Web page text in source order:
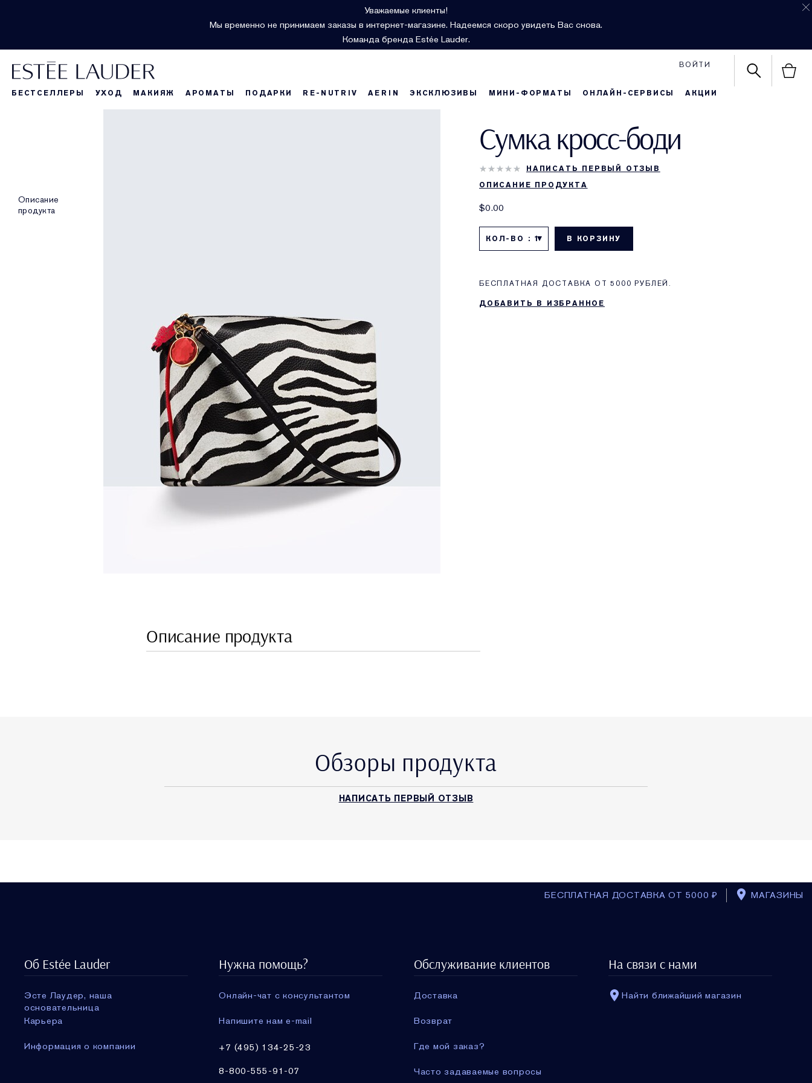
Уважаемые клиенты!
Мы временно не принимаем заказы в интернет-магазине. Надеемся скоро увидеть Вас снова.
Команда бренда Estée Lauder.
ВОЙТИ
БЕСТСЕЛЛЕРЫ УХОД МАКИЯЖ АРОМАТЫ ПОДАРКИ RE-NUTRIV AERIN ЭКСКЛЮЗИВЫ МИНИ-ФОРМАТЫ ОНЛАЙН-СЕРВИСЫ АКЦИИ
Описание
продукта
Сумка кросс-боди
НАПИСАТЬ ПЕРВЫЙ ОТЗЫВ
ОПИСАНИЕ ПРОДУКТА
$0.00
КОЛ-ВО : 1 В КОРЗИНУ
БЕСПЛАТНАЯ ДОСТАВКА ОТ 5000 РУБЛЕЙ.
ДОБАВИТЬ В ИЗБРАННОЕ
Описание продукта
Обзоры продукта
НАПИСАТЬ ПЕРВЫЙ ОТЗЫВ
БЕСПЛАТНАЯ ДОСТАВКА ОТ 5000 ₽ МАГАЗИНЫ
Об Estée Lauder
Эсте Лаудер, наша
основательница
Карьера
Информация о компании
Нужна помощь?
Онлайн-чат с консультантом
Напишите нам e-mail
+7 (495) 134-25-23
8-800-555-91-07
Обслуживание клиентов
Доставка
Возврат
Где мой заказ?
Часто задаваемые вопросы
На связи с нами
Найти ближайший магазин